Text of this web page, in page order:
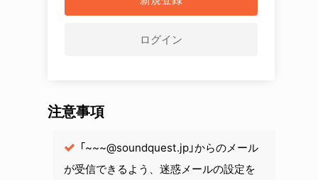
ログイン
注意事項
「~~~@soundquest.jp」からのメール
が受信できるよう、迷惑メールの設定を